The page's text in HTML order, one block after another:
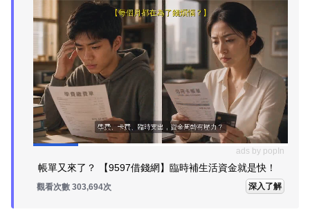
ads by popIn
帳單又來了？ 【9597借錢網】臨時補生活資金就是快！
觀看次數 303,694次 深入了解